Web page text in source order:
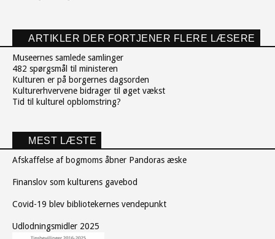
ARTIKLER DER FORTJENER FLERE LÆSERE
Museernes samlede samlinger
482 spørgsmål til ministeren
Kulturen er på borgernes dagsorden
Kulturerhvervene bidrager til øget vækst
Tid til kulturel opblomstring?
MEST LÆSTE
Afskaffelse af bogmoms åbner Pandoras æske
Finanslov som kulturens gavebod
Covid-19 blev bibliotekernes vendepunkt
Udlodningsmidler 2025